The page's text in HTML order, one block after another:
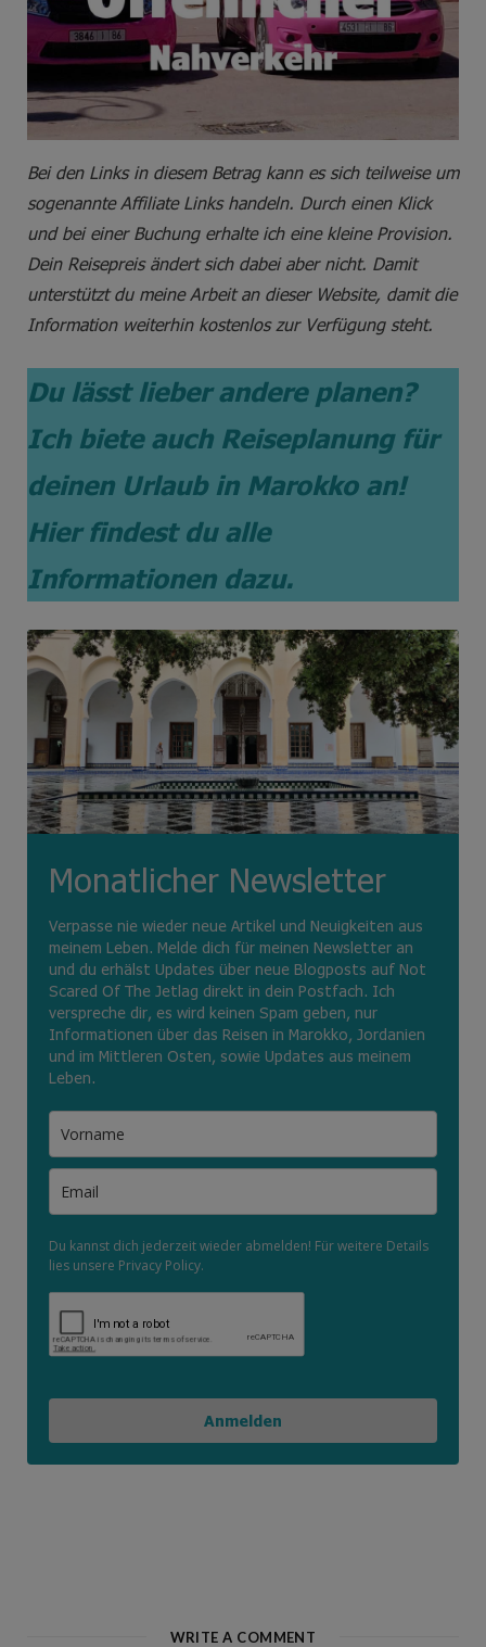
Bei den Links in diesem Betrag kann es sich teilweise um
sogenannte Affiliate Links handeln. Durch einen Klick
und bei einer Buchung erhalte ich eine kleine Provision.
Dein Reisepreis ändert sich dabei aber nicht. Damit
unterstützt du meine Arbeit an dieser Website, damit die
Information weiterhin kostenlos zur Verfügung steht.
Du lässt lieber andere planen?
Ich biete auch Reiseplanung für
deinen Urlaub in Marokko an!
Hier findest du alle
Informationen dazu.
Monatlicher Newsletter
Verpasse nie wieder neue Artikel und Neuigkeiten aus
meinem Leben. Melde dich für meinen Newsletter an
und du erhälst Updates über neue Blogposts auf Not
Scared Of The Jetlag direkt in dein Postfach. Ich
verspreche dir, es wird keinen Spam geben, nur
Informationen über das Reisen in Marokko, Jordanien
und im Mittleren Osten, sowie Updates aus meinem
Leben.
Du kannst dich jederzeit wieder abmelden! Für weitere Details
lies unsere Privacy Policy.
Anmelden
WRITE A COMMENT